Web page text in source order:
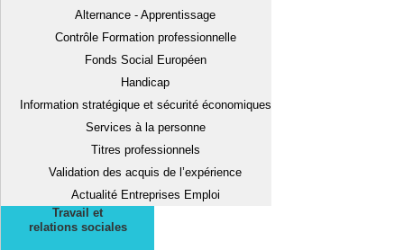
Alternance - Apprentissage
Contrôle Formation professionnelle
Fonds Social Européen
Handicap
Information stratégique et sécurité économiques
Services à la personne
Titres professionnels
Validation des acquis de l’expérience
Actualité Entreprises Emploi
Travail et
relations sociales